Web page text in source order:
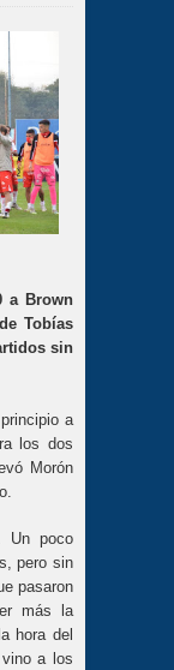
a Brown
Tobías
sin
a
los dos
Morón
Un poco
pero sin
pasaron
más la
hora del
a los